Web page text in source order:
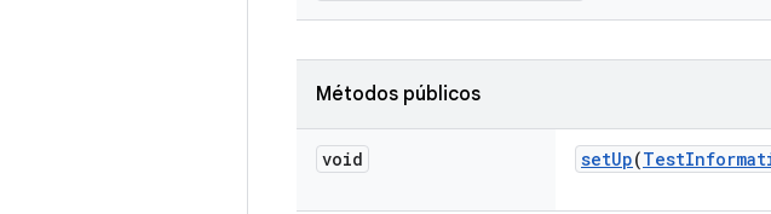
Métodos públicos
void setUp(Test